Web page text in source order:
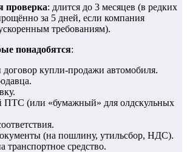
проверка: длится до 3 месяцев (в редких
за 5 дней, если компания
требованиям).
понадобятся:
договор купли-продажи автомобиля.
ПТС (или «бумажный» для олдскульных
(на пошлину, утильсбор, НДС).
транспортное средство.